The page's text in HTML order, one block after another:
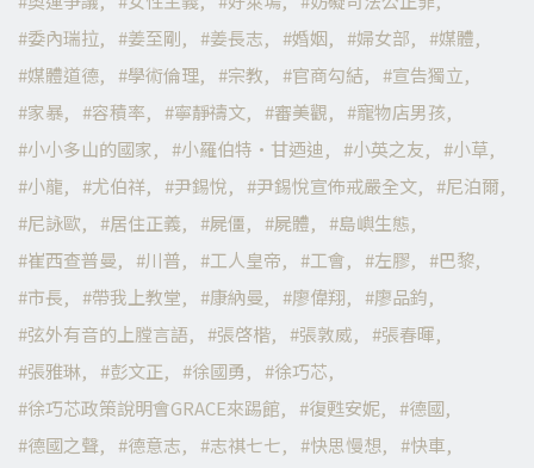
委內瑞拉
姜至剛 姜長志 婚姻 婦女部
媒體
媒體道德
學術倫理 宗教 官商勾結
宣告獨立
家暴
容積率 寧靜禱文 審美觀
寵物店男孩
小小多山的國家
小羅伯特·甘迺迪 小英之友
小草
小龍
尤伯祥 尹錫悅 尹錫悅宣佈戒嚴全文
尼泊爾
尼詠歐
居住正義 屍僵 屍體
島嶼生態
崔西查普曼
川普 工人皇帝 工會 左膠
巴黎
市長
帶我上教堂 康納曼 廖偉翔
廖品鈞
弦外有音的上膛言語
張啓楷 張敦威
張春暉
張雅琳
彭文正 徐國勇
徐巧芯
徐巧芯政策說明會GRACE來踢館
復甦安妮
德國
德國之聲
德意志 志祺七七 快思慢想
快車